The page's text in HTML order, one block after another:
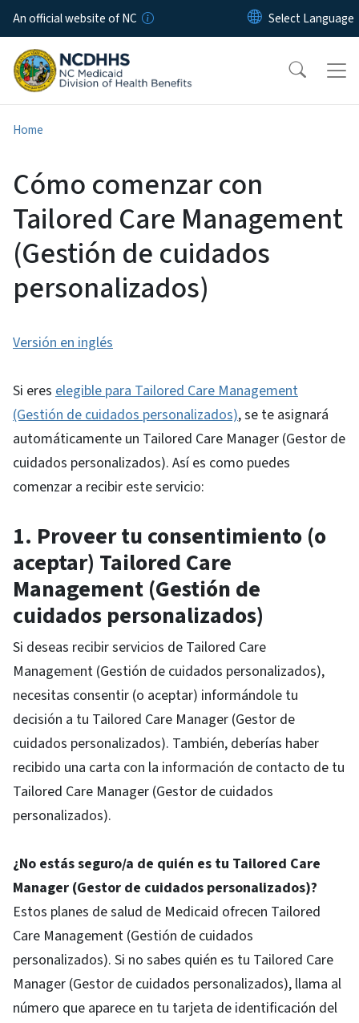
Skip to main content
An official website of NC
Home
Cómo comenzar con
Tailored Care Management
(Gestión de cuidados
personalizados)
Versión en inglés
Si eres elegible para Tailored Care Management
(Gestión de cuidados personalizados), se te asignará
automáticamente un Tailored Care Manager (Gestor de
cuidados personalizados). Así es como puedes
comenzar a recibir este servicio:
1. Proveer tu consentimiento (o
aceptar) Tailored Care
Management (Gestión de
cuidados personalizados)
Si deseas recibir servicios de Tailored Care
Management (Gestión de cuidados personalizados),
necesitas consentir (o aceptar) informándole tu
decisión a tu Tailored Care Manager (Gestor de
cuidados personalizados). También, deberías haber
recibido una carta con la información de contacto de tu
Tailored Care Manager (Gestor de cuidados
personalizados).
¿No estás seguro/a de quién es tu Tailored Care
Manager (Gestor de cuidados personalizados)?
Estos planes de salud de Medicaid ofrecen Tailored
Care Management (Gestión de cuidados
personalizados). Si no sabes quién es tu Tailored Care
Manager (Gestor de cuidados personalizados), llama al
número que aparece en tu tarjeta de identificación del